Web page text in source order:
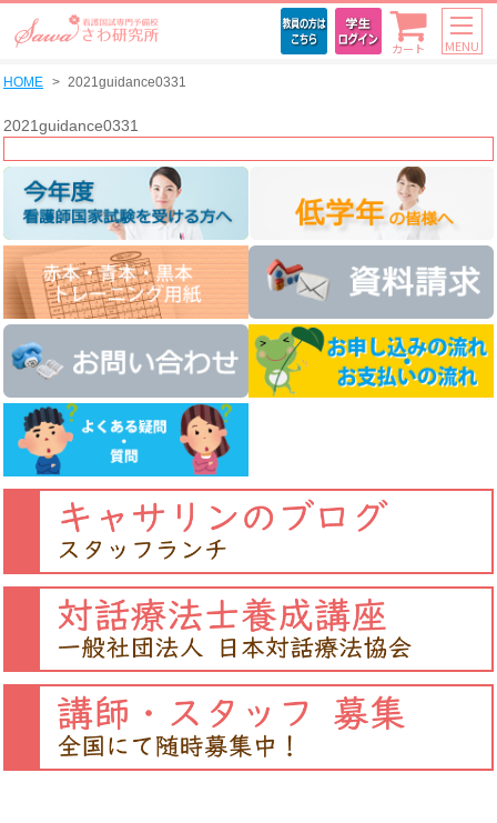
カート MENU
HOME 2021guidance0331
2021guidance0331